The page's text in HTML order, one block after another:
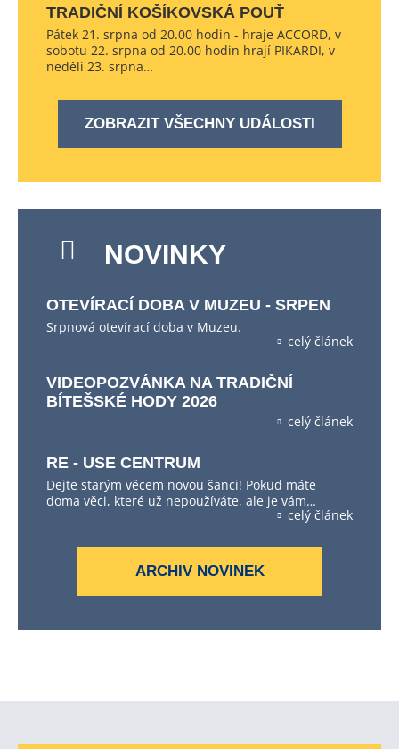
TRADIČNÍ KOŠÍKOVSKÁ POUŤ
Pátek 21. srpna od 20.00 hodin - hraje ACCORD, v
sobotu 22. srpna od 20.00 hodin hrají PIKARDI, v
neděli 23. srpna…
ZOBRAZIT VŠECHNY UDÁLOSTI
NOVINKY
OTEVÍRACÍ DOBA V MUZEU - SRPEN
Srpnová otevírací doba v Muzeu.
celý článek
VIDEOPOZVÁNKA NA TRADIČNÍ
BÍTEŠSKÉ HODY 2026
celý článek
RE - USE CENTRUM
Dejte starým věcem novou šanci! Pokud máte
doma věci, které už nepoužíváte, ale je vám…
celý článek
ARCHIV NOVINEK